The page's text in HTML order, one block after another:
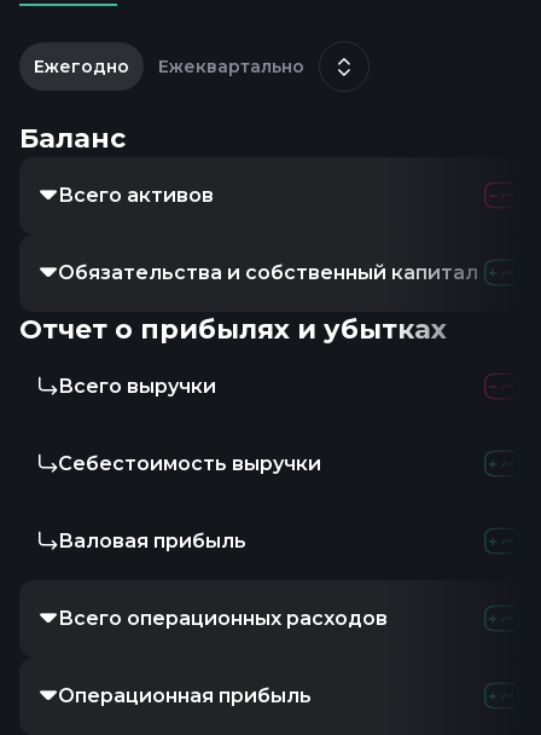
Ежегодно Ежеквартально
Баланс
Всего активов 347.38M
Обязательства и собственный капитал
347.38M
Отчет о прибылях и убытках
Всего выручки
Себестоимость выручки -
Валовая прибыль --
Всего операционных расходов 988.19K
Операционная прибыль -1M